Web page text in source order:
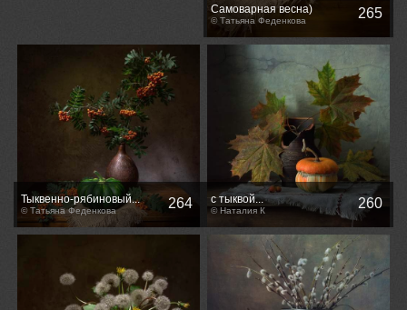
Самоварная весна)
© Татьяна Феденкова 265
Тыквенно-рябиновый...
© Татьяна Феденкова 264 с тыквой...
© Наталия К 260